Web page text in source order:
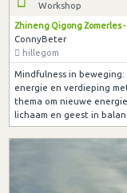
Workshop
Zhineng Qigong Zomerles
ConnyBeter
hillegom
Mindfulness in beweging:
energie en verdieping
thema om nieuwe
lichaam en geest in